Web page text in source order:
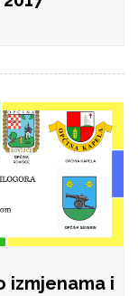
izmjenama i